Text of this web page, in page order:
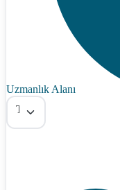
Uzmanlık Alanı
Tümü